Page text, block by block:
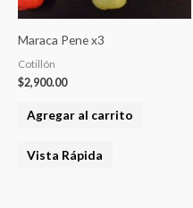
Maraca Pene x3
Cotillón
$2,900.00
Agregar al carrito
Vista Rápida